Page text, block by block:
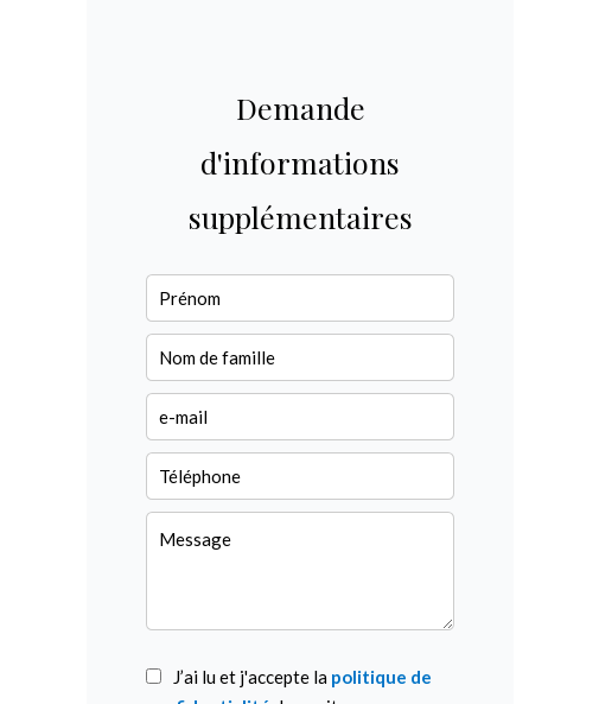
Demande
d'informations
supplémentaires
J’ai lu et j'accepte la politique de